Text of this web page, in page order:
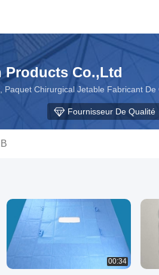
Products Co.,Ltd
Chirurgical Jetable Fabricant De
Fournisseur De Qualité
00:34